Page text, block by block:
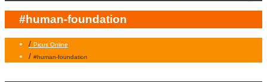
#human-foundation
/ Picus Online
/ #human-foundation